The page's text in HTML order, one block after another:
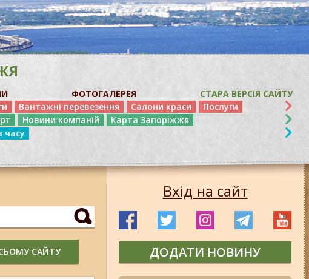
ФОТОГАЛЕРЕЯ
СТАРА ВЕРСІЯ САЙТУ
Вантажні перевезення Салони краси
Послуги
Новини компаній
Карта Запоріжжя
САЙТУ
Вхід на сайт
ДОДАТИ НОВИНУ